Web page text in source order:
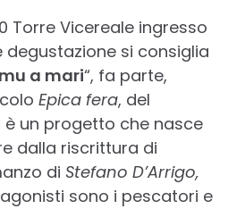
Torre Vicereale ingresso
degustazione si consiglia
a mari“, fa parte,
Epica fera, del
è un progetto che nasce
dalla riscrittura di
di Stefano D’Arrigo,
sono i pescatori e